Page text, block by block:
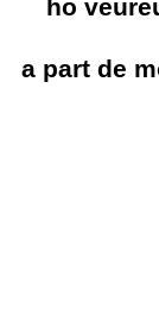
ho
a part de